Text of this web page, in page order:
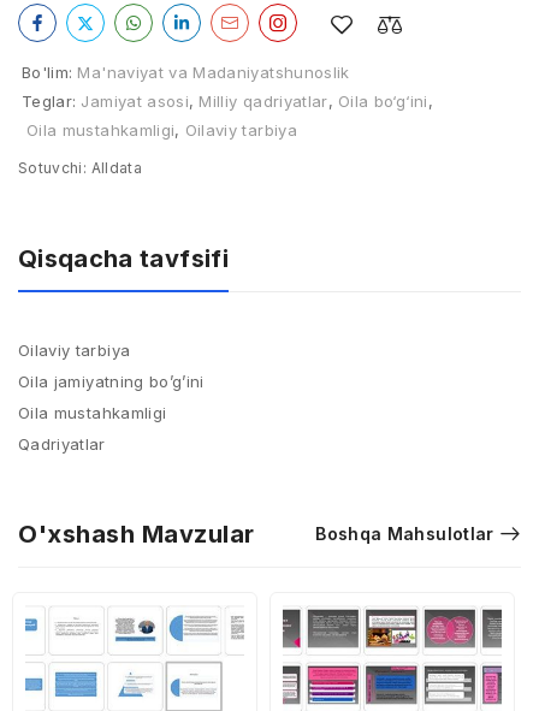
Bo'lim: Ma'naviyat va Madaniyatshunoslik
Teglar: Jamiyat asosi, Milliy qadriyatlar, Oila bo‘g‘ini,
Oila mustahkamligi, Oilaviy tarbiya
Sotuvchi: Alldata
Qisqacha tavfsifi
Oilaviy tarbiya
Oila jamiyatning bo’g’ini
Oila mustahkamligi
Qadriyatlar
O'xshash Mavzular Boshqa Mahsulotlar